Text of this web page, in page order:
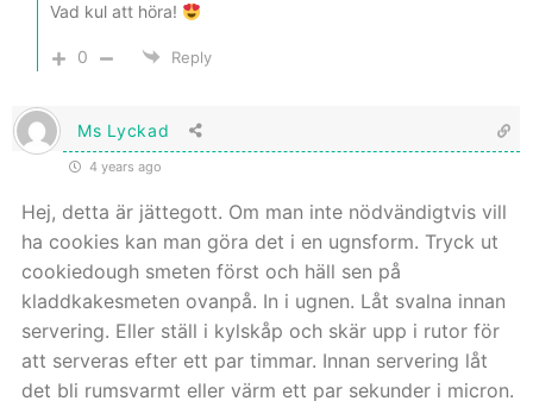
Vad kul att höra!
0 Reply
Ms Lyckad
4 years ago
Hej, detta är jättegott. Om man inte nödvändigtvis vill
ha cookies kan man göra det i en ugnsform. Tryck ut
cookiedough smeten först och häll sen på
kladdkakesmeten ovanpå. In i ugnen. Låt svalna innan
servering. Eller ställ i kylskåp och skär upp i rutor för
att serveras efter ett par timmar. Innan servering låt
det bli rumsvarmt eller värm ett par sekunder i micron.